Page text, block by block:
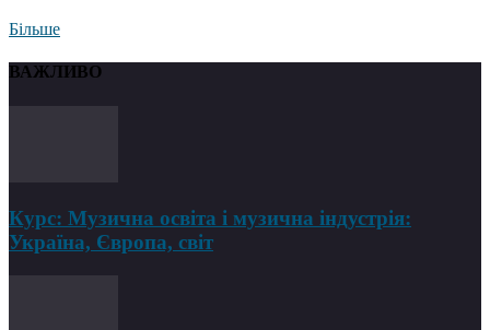
Більше
ВАЖЛИВО
Курс: Музична освіта і музична індустрія:
Україна, Європа, світ